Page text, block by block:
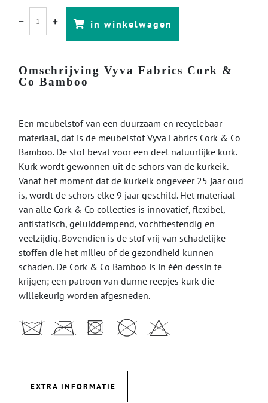
in winkelwagen
Omschrijving Vyva Fabrics Cork &
Co Bamboo
Een meubelstof van een duurzaam en recyclebaar
materiaal, dat is de meubelstof Vyva Fabrics Cork & Co
Bamboo. De stof bevat voor een deel natuurlijke kurk.
Kurk wordt gewonnen uit de schors van de kurkeik.
Vanaf het moment dat de kurkeik ongeveer 25 jaar oud
is, wordt de schors elke 9 jaar geschild. Het materiaal
van alle Cork & Co collecties is innovatief, flexibel,
antistatisch, geluiddempend, vochtbestendig en
veelzijdig. Bovendien is de stof vrij van schadelijke
stoffen die het milieu of de gezondheid kunnen
schaden. De Cork & Co Bamboo is in één dessin te
krijgen; een patroon van dunne reepjes kurk die
willekeurig worden afgesneden.
EXTRA INFORMATIE